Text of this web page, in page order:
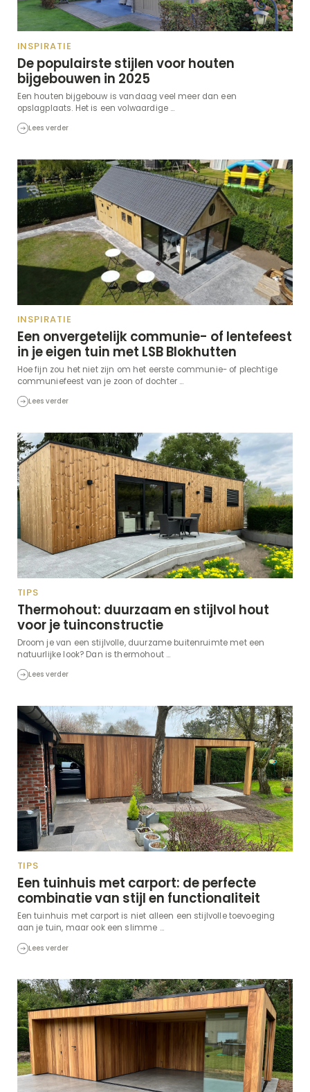
INSPIRATIE
De populairste stijlen voor houten
bijgebouwen in 2025
Een houten bijgebouw is vandaag veel meer dan een
opslagplaats. Het is een volwaardige ...
Lees verder
INSPIRATIE
Een onvergetelijk communie- of lentefeest
in je eigen tuin met LSB Blokhutten
Hoe fijn zou het niet zijn om het eerste communie- of plechtige
communiefeest van je zoon of dochter ...
Lees verder
TIPS
Thermohout: duurzaam en stijlvol hout
voor je tuinconstructie
Droom je van een stijlvolle, duurzame buitenruimte met een
natuurlijke look? Dan is thermohout ...
Lees verder
TIPS
Een tuinhuis met carport: de perfecte
combinatie van stijl en functionaliteit
Een tuinhuis met carport is niet alleen een stijlvolle toevoeging
aan je tuin, maar ook een slimme ...
Lees verder